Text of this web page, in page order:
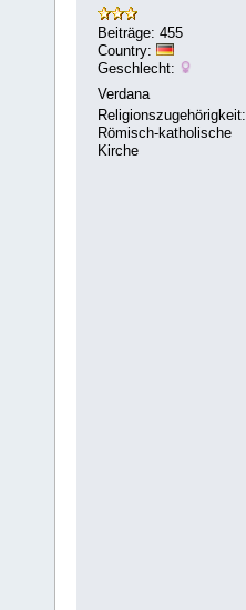
Beiträge: 455
Country:
Geschlecht:
Verdana
Religionszugehörigkeit:
Römisch-katholische
Kirche